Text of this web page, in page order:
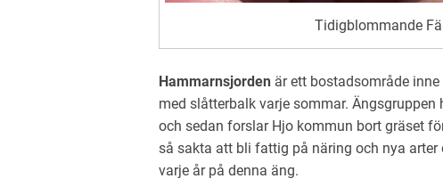
Tidigblommande
Hammarnsjorden är ett bostadsområde
med slåtterbalk varje sommar.
och sedan forslar Hjo kommun bort gräset
så sakta att bli fattig på näring och nya arter
varje år på denna äng.